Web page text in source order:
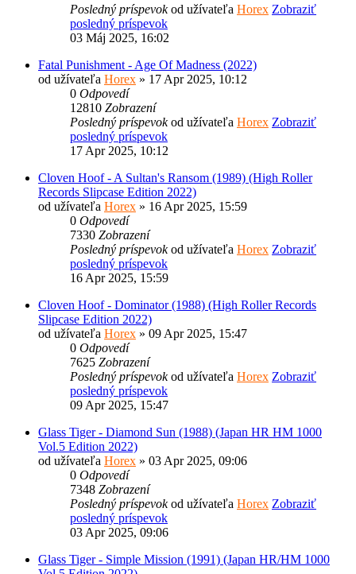
Posledný príspevokod užívateľa Horex Zobraziť
posledný príspevok
03 Máj 2025, 16:02
Fatal Punishment - Age Of Madness (2022)
od užívateľa Horex » 17 Apr 2025, 10:12
0 Odpovedí
12810 Zobrazení
Posledný príspevokod užívateľa Horex Zobraziť
posledný príspevok
17 Apr 2025, 10:12
Cloven Hoof - A Sultan's Ransom (1989) (High Roller
Records Slipcase Edition 2022)
od užívateľa Horex » 16 Apr 2025, 15:59
0 Odpovedí
7330 Zobrazení
Posledný príspevokod užívateľa Horex Zobraziť
posledný príspevok
16 Apr 2025, 15:59
Cloven Hoof - Dominator (1988) (High Roller Records
Slipcase Edition 2022)
od užívateľa Horex » 09 Apr 2025, 15:47
0 Odpovedí
7625 Zobrazení
Posledný príspevokod užívateľa Horex Zobraziť
posledný príspevok
09 Apr 2025, 15:47
Glass Tiger - Diamond Sun (1988) (Japan HR HM 1000
Vol.5 Edition 2022)
od užívateľa Horex » 03 Apr 2025, 09:06
0 Odpovedí
7348 Zobrazení
Posledný príspevokod užívateľa Horex Zobraziť
posledný príspevok
03 Apr 2025, 09:06
Glass Tiger - Simple Mission (1991) (Japan HR/HM 1000